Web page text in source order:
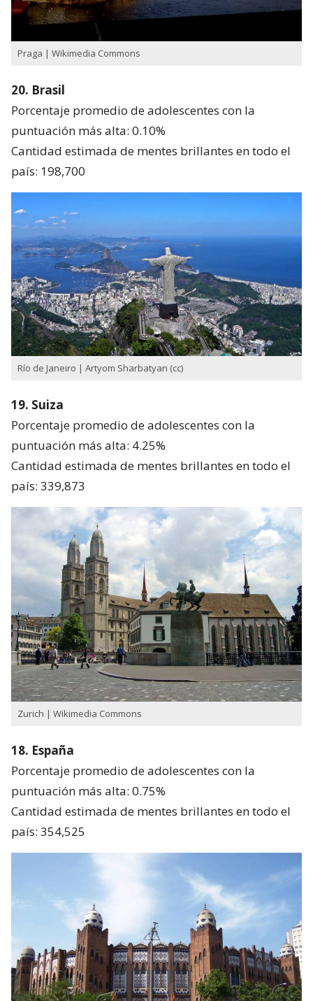
Praga | Wikimedia Commons
20. Brasil
Porcentaje promedio de adolescentes con la
puntuación más alta: 0.10%
Cantidad estimada de mentes brillantes en todo el
país: 198,700
Río de Janeiro | Artyom Sharbatyan (cc)
19. Suiza
Porcentaje promedio de adolescentes con la
puntuación más alta: 4.25%
Cantidad estimada de mentes brillantes en todo el
país: 339,873
Zurich | Wikimedia Commons
18. España
Porcentaje promedio de adolescentes con la
puntuación más alta: 0.75%
Cantidad estimada de mentes brillantes en todo el
país: 354,525